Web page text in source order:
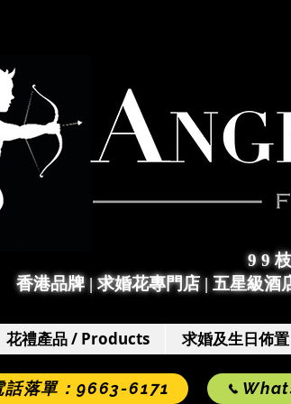
9 9
香港品牌 | 求婚花專門店| 五星級酒
花禮產品 / Products 求婚及生日佈
話落單：9663-6171